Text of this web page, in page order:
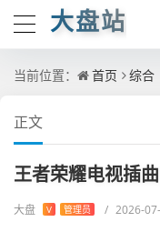
大盘站
当前位置： 首页 综合
正文
王者荣耀电视插
大盘 V 管理员 / 2026-